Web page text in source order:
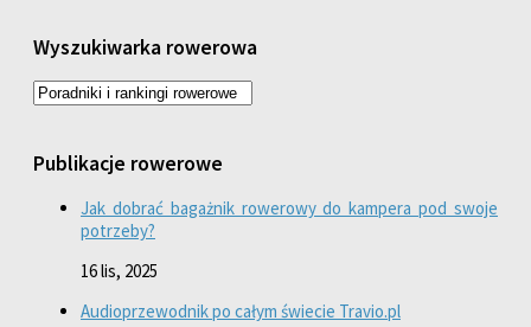
Wyszukiwarka rowerowa
Publikacje rowerowe
Jak dobrać bagażnik rowerowy do kampera pod swoje
potrzeby?
16 lis, 2025
Audioprzewodnik po całym świecie Travio.pl